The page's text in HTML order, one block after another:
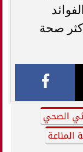
صحة
الصحي
المناعة